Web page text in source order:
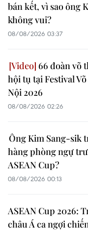
bán kết, vì sao ông
không vui?
08/08/2026 03:37
66 đoàn võ
hội tụ tại Festival
Nội 2026
08/08/2026 02:26
Ông Kim Sang-sik
hàng phòng ngự
ASEAN Cup?
08/08/2026 00:13
ASEAN Cup 2026:
châu Á ca ngợi